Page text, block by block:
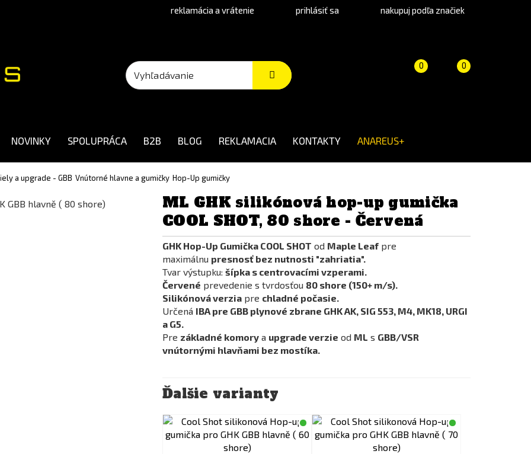
reklamácia a vrátenie prihlásiť sa nakupuj podľa značiek
Košík 0
(prázdny)
Porovnanie
0
NOVINKY SPOLUPRÁCA B2B BLOG REKLAMACIA KONTAKTY ANAREUS+
a upgrade - GBB Vnútorné hlavne a gumičky Hop-Up gumičky
ML GHK silikónová hop-up gumička
COOL SHOT, 80 shore - Červená
GHK Hop-Up Gumička COOL SHOT od Maple Leaf pre
maximálnu presnosť bez nutnosti "zahriatia".
Tvar výstupku: šípka s centrovacími vzperami.
Červené prevedenie s tvrdosťou 80 shore (150+ m/s).
Silikónová verzia pre chladné počasie.
Určená IBA pre GBB plynové zbrane GHK AK, SIG 553, M4, MK18, URGI
a G5.
Pre základné komory a upgrade verzie od ML s GBB/VSR
vnútornými hlavňami bez mostíka.
Ďalšie varianty